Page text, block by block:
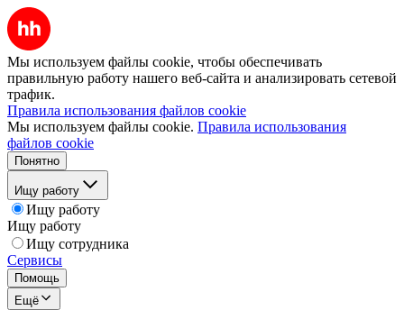
Мы используем файлы cookie, чтобы обеспечивать
правильную работу нашего веб-сайта и анализировать сетевой
трафик.
Правила использования файлов cookie
Мы используем файлы cookie. Правила использования
файлов cookie
Понятно
Ищу работу
Ищу работу
Ищу работу
Ищу сотрудника
Сервисы
Помощь
Ещё